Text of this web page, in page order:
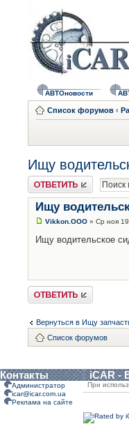
АВТОновости
Список форумов ‹
Ищу
Ответить
Ищу
Vikkon.OOO » Ср ноя
Ищу водительское
Ответить
Вернуться в Ищу
Список форумов
Контакты iCAR -
Администратор
icar@icar.com.ua
Реклама на сайте
При